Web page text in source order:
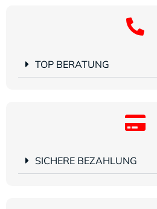
TOP BERATUNG
SICHERE BEZAHLUNG